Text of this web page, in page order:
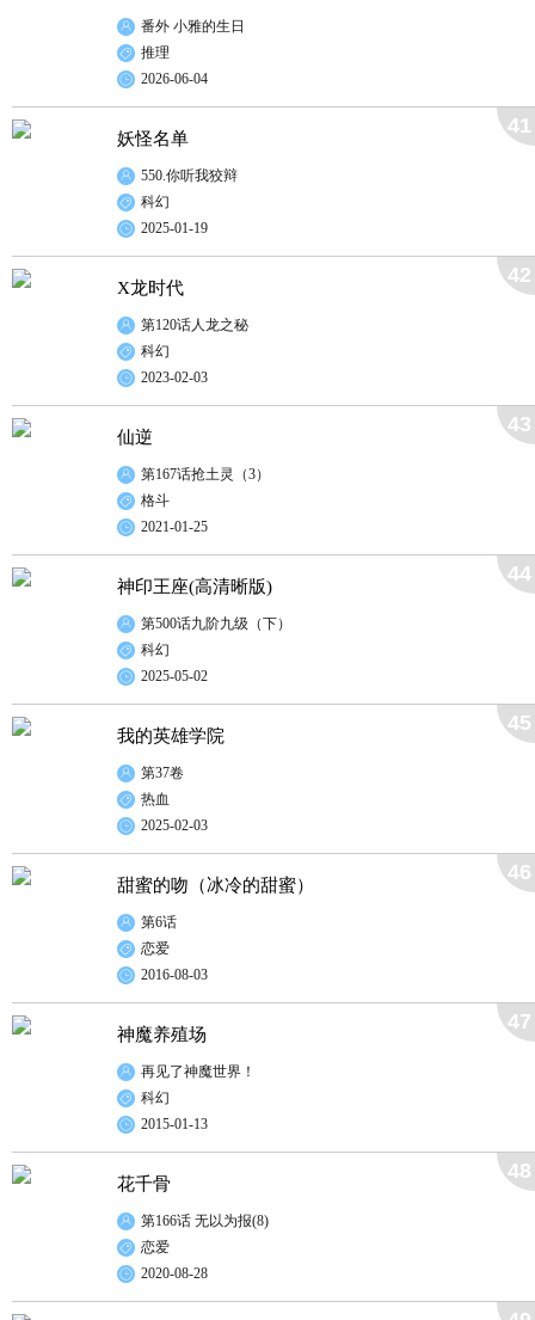
番外 小雅的生日
推理
2026-06-04
妖怪名单
550.你听我狡辩
科幻
2025-01-19
41
X龙时代
第120话人龙之秘
科幻
2023-02-03
42
仙逆
第167话抢土灵（3）
格斗
2021-01-25
43
神印王座(高清晰版)
第500话九阶九级（下）
科幻
2025-05-02
44
我的英雄学院
第37卷
热血
2025-02-03
45
甜蜜的吻（冰冷的甜蜜）
第6话
恋爱
2016-08-03
46
神魔养殖场
再见了神魔世界！
科幻
2015-01-13
47
花千骨
第166话 无以为报(8)
恋爱
2020-08-28
48